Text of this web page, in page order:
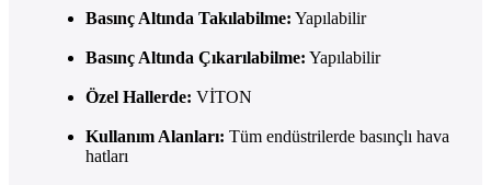
Basınç Altında Takılabilme: Yapılabilir
Basınç Altında Çıkarılabilme: Yapılabilir
Özel Hallerde: VİTON
Kullanım Alanları: Tüm endüstrilerde basınçlı hava
hatları